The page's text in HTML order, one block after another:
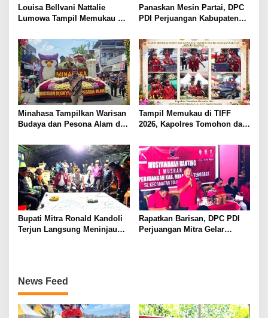
s
Louisa Bellvani Nattalie
Lumowa Tampil Memukau Di
Flower Festival 2026
Panaskan Mesin Partai, DPC
PDI Perjuangan Kabupaten
Kecamatan Belang
Minahasa Tampilkan Warisan
Budaya dan Pesona Alam di
Pawai Tomohon of Flower
Tampil Memukau di TIFF
2026, Kapolres Tomohon dan
Kabasaran
Bupati Mitra Ronald Kandoli
Terjun Langsung Meninjau
Rapatkan Barisan, DPC PDI
Perjuangan Mitra Gelar
News Feed